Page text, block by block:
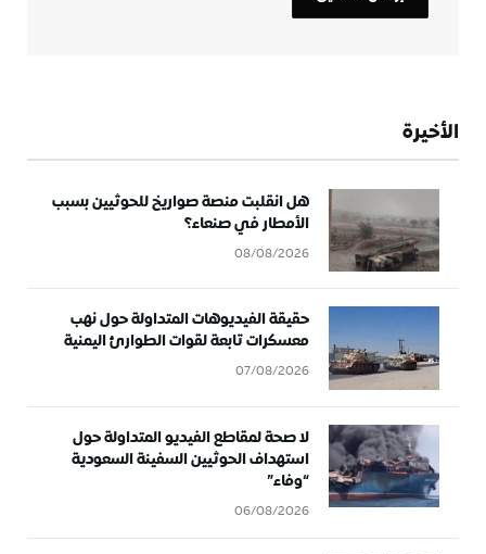
الأخيرة
هل انقلبت منصة صواريخ للحوثيين بسبب
الأمطار في صنعاء؟
08/08/2026
حقيقة الفيديوهات المتداولة حول نهب
معسكرات تابعة لقوات الطوارئ اليمنية
07/08/2026
لا صحة لمقاطع الفيديو المتداولة حول
استهداف الحوثيين السفينة السعودية
“وفاء”
06/08/2026